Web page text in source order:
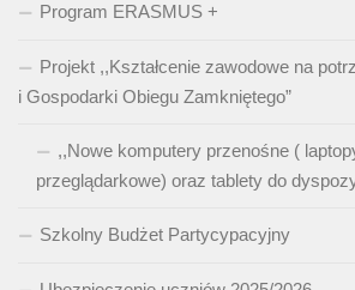
Program ERASMUS +
Projekt ,,Kształcenie zawodowe na
i Gospodarki Obiegu Zamkniętego”
,,Nowe komputery przenośne (
przeglądarkowe) oraz tablety do
Szkolny Budżet Partycypacyjny